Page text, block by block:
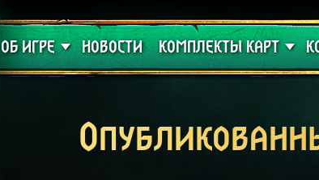
ОБ ИГРЕ
Поддержка
НОВОСТИ КОМПЛЕКТЫ КАРТ
Алое проклятие